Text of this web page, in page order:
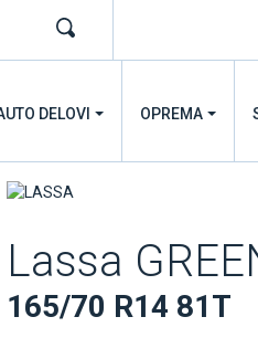
DELOVI OPREMA
Lassa
165/70 R14 81T